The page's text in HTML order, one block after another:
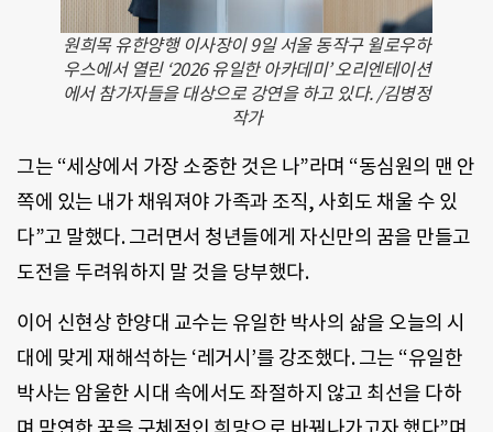
원희목 유한양행 이사장이 9일 서울 동작구 윌로우하
우스에서 열린 ‘2026 유일한 아카데미’ 오리엔테이션
에서 참가자들을 대상으로 강연을 하고 있다. /김병정
작가
그는 “세상에서 가장 소중한 것은 나”라며 “동심원의 맨 안
쪽에 있는 내가 채워져야 가족과 조직, 사회도 채울 수 있
다”고 말했다. 그러면서 청년들에게 자신만의 꿈을 만들고
도전을 두려워하지 말 것을 당부했다.
이어 신현상 한양대 교수는 유일한 박사의 삶을 오늘의 시
대에 맞게 재해석하는 ‘레거시’를 강조했다. 그는 “유일한
박사는 암울한 시대 속에서도 좌절하지 않고 최선을 다하